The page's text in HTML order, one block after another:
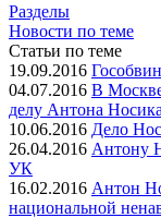
Разделы
Новости по теме
Статьи по теме
19.09.2016
04.07.2016 В
делу Антона Носика
10.06.2016 Дело
26.04.2016 Антону
УК
16.02.2016 Антон
национальной